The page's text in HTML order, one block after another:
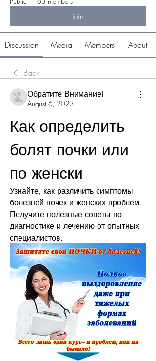
Join
Discussion Media Members About
Back
Обратите Внимание!
August 6, 2023
Как определить
болят почки или
по женски
Узнайте, как различить симптомы
болезней почек и женских проблем.
Получите полезные советы по
диагностике и лечению от опытных
специалистов.